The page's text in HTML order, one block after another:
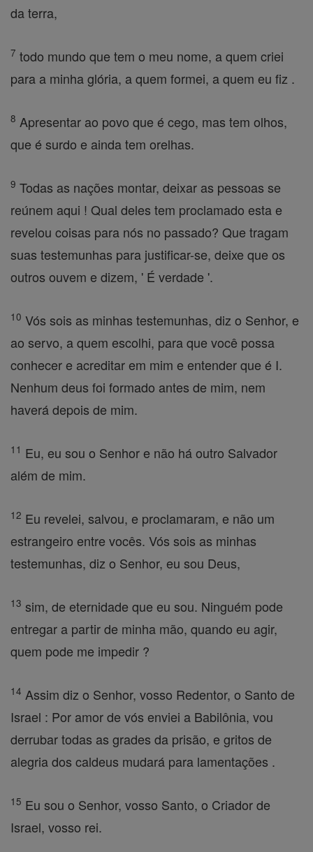
da terra,
7 todo mundo que tem o meu nome, a quem criei
para a minha glória, a quem formei, a quem eu fiz .
8 Apresentar ao povo que é cego, mas tem olhos,
que é surdo e ainda tem orelhas.
9 Todas as nações montar, deixar as pessoas se
reúnem aqui ! Qual deles tem proclamado esta e
revelou coisas para nós no passado? Que tragam
suas testemunhas para justificar-se, deixe que os
outros ouvem e dizem, ' É verdade '.
10 Vós sois as minhas testemunhas, diz o Senhor, e
ao servo, a quem escolhi, para que você possa
conhecer e acreditar em mim e entender que é I.
Nenhum deus foi formado antes de mim, nem
haverá depois de mim.
11 Eu, eu sou o Senhor e não há outro Salvador
além de mim.
12 Eu revelei, salvou, e proclamaram, e não um
estrangeiro entre vocês. Vós sois as minhas
testemunhas, diz o Senhor, eu sou Deus,
13 sim, de eternidade que eu sou. Ninguém pode
entregar a partir de minha mão, quando eu agir,
quem pode me impedir ?
14 Assim diz o Senhor, vosso Redentor, o Santo de
Israel : Por amor de vós enviei a Babilônia, vou
derrubar todas as grades da prisão, e gritos de
alegria dos caldeus mudará para lamentações .
15 Eu sou o Senhor, vosso Santo, o Criador de
Israel, vosso rei.